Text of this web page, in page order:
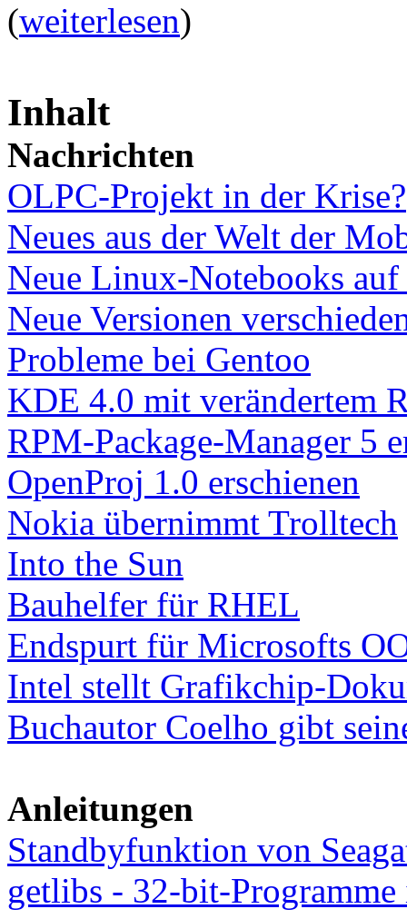
(weiterlesen)
Inhalt
Nachrichten
OLPC-Projekt in der Krise?
Neues aus der Welt der
Neue Linux-Notebooks
Neue Versionen
Probleme bei Gentoo
KDE 4.0 mit verändertem
RPM-Package-Manager 5
OpenProj 1.0 erschienen
Nokia übernimmt Trolltech
Into the Sun
Bauhelfer für RHEL
Endspurt für Microsofts
Intel stellt Grafikchip-
Buchautor Coelho gibt
Anleitungen
Standbyfunktion von
getlibs - 32-bit-